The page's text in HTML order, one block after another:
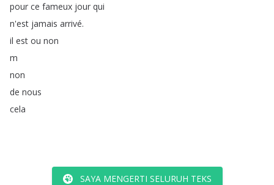
pour ce fameux jour qui
n'est jamais arrivé.
il est ou non
m
non
de nous
cela
SAYA MENGERTI SELURUH TEKS